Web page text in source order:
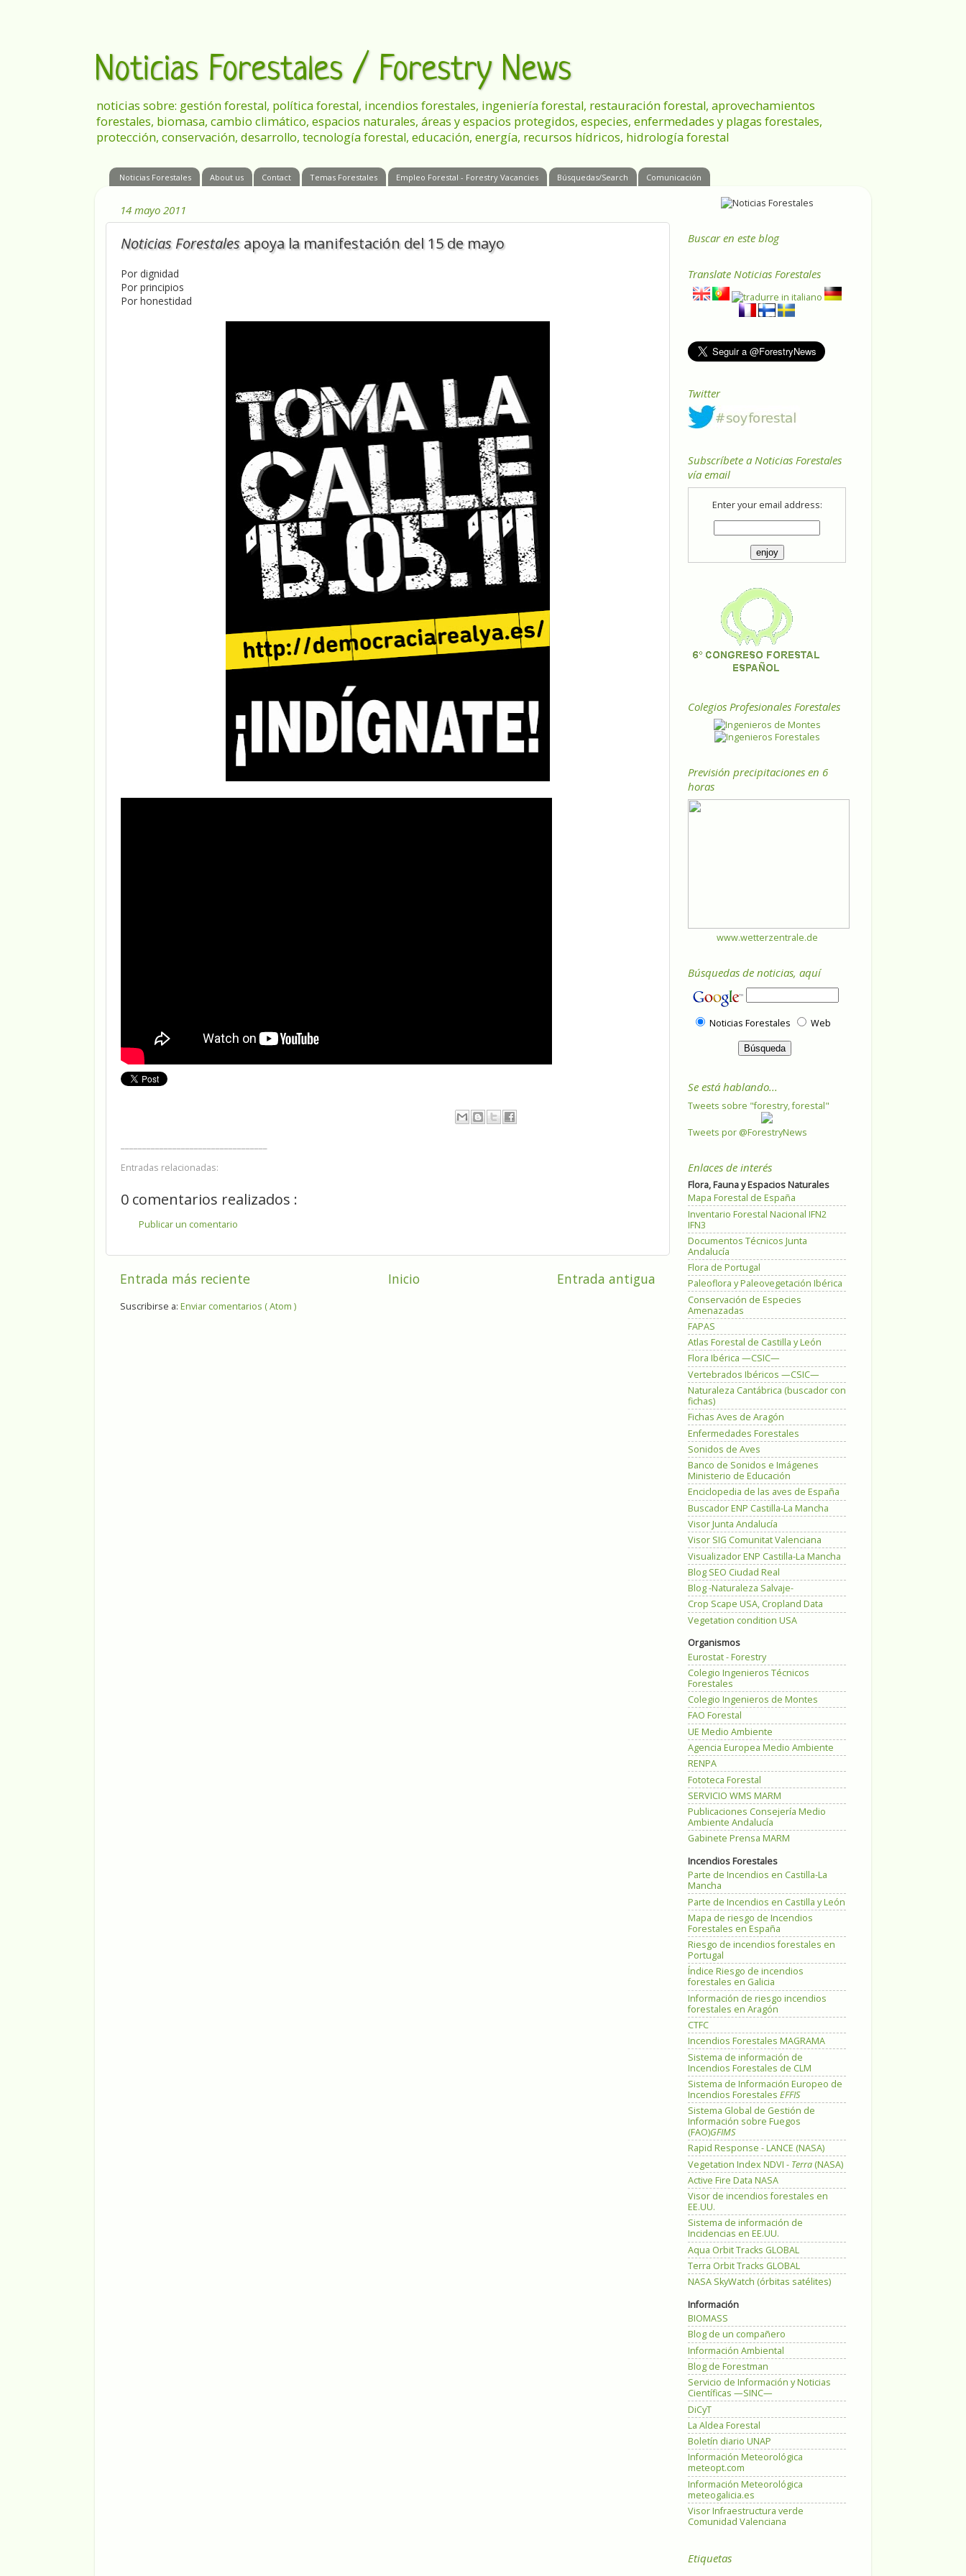
Noticias Forestales / Forestry News
noticias sobre: gestión forestal, política forestal, incendios forestales, ingeniería forestal, restauración forestal, aprovechamientos
forestales, biomasa, cambio climático, espacios naturales, áreas y espacios protegidos, especies, enfermedades y plagas forestales,
protección, conservación, desarrollo, tecnología forestal, educación, energía, recursos hídricos, hidrología forestal
Noticias Forestales About us Contact Temas Forestales Empleo Forestal - Forestry Vacancies Búsquedas/Search Comunicación
14 mayo 2011
Noticias Forestalesapoya la manifestación del 15 de mayo
Por dignidad
Por principios
Por honestidad
Entradas relacionadas:
0 comentarios realizados :
Publicar un comentario
Entrada más reciente Entrada antigua
Inicio
Suscribirse a: Enviar comentarios ( Atom )
Buscar en este blog
Translate Noticias Forestales
Twitter
Subscríbete a Noticias Forestales
vía email
Enter your email address:
Colegios Profesionales Forestales
Previsión precipitaciones en 6
horas
www.wetterzentrale.de
Búsquedas de noticias, aquí
Noticias Forestales Web
Se está hablando...
Tweets sobre "forestry, forestal"
Tweets por @ForestryNews
Enlaces de interés
Flora, Fauna y Espacios Naturales
Mapa Forestal de España
Inventario Forestal Nacional IFN2
IFN3
Documentos Técnicos Junta
Andalucía
Flora de Portugal
Paleoflora y Paleovegetación Ibérica
Conservación de Especies
Amenazadas
FAPAS
Atlas Forestal de Castilla y León
Flora Ibérica —CSIC—
Vertebrados Ibéricos —CSIC—
Naturaleza Cantábrica (buscador con
fichas)
Fichas Aves de Aragón
Enfermedades Forestales
Sonidos de Aves
Banco de Sonidos e Imágenes
Ministerio de Educación
Enciclopedia de las aves de España
Buscador ENP Castilla-La Mancha
Visor Junta Andalucía
Visor SIG Comunitat Valenciana
Visualizador ENP Castilla-La Mancha
Blog SEO Ciudad Real
Blog -Naturaleza Salvaje-
Crop Scape USA, Cropland Data
Vegetation condition USA
Organismos
Eurostat - Forestry
Colegio Ingenieros Técnicos
Forestales
Colegio Ingenieros de Montes
FAO Forestal
UE Medio Ambiente
Agencia Europea Medio Ambiente
RENPA
Fototeca Forestal
SERVICIO WMS MARM
Publicaciones Consejería Medio
Ambiente Andalucía
Gabinete Prensa MARM
Incendios Forestales
Parte de Incendios en Castilla-La
Mancha
Parte de Incendios en Castilla y León
Mapa de riesgo de Incendios
Forestales en España
Riesgo de incendios forestales en
Portugal
Índice Riesgo de incendios
forestales en Galicia
Información de riesgo incendios
forestales en Aragón
CTFC
Incendios Forestales MAGRAMA
Sistema de información de
Incendios Forestales de CLM
Sistema de Información Europeo de
Incendios Forestales EFFIS
Sistema Global de Gestión de
Información sobre Fuegos
(FAO)GFIMS
Rapid Response - LANCE (NASA)
Vegetation Index NDVI - Terra (NASA)
Active Fire Data NASA
Visor de incendios forestales en
EE.UU.
Sistema de información de
Incidencias en EE.UU.
Aqua Orbit Tracks GLOBAL
Terra Orbit Tracks GLOBAL
NASA SkyWatch (órbitas satélites)
Información
BIOMASS
Blog de un compañero
Información Ambiental
Blog de Forestman
Servicio de Información y Noticias
Científicas —SINC—
DiCyT
La Aldea Forestal
Boletín diario UNAP
Información Meteorológica
meteopt.com
Información Meteorológica
meteogalicia.es
Visor Infraestructura verde
Comunidad Valenciana
Etiquetas